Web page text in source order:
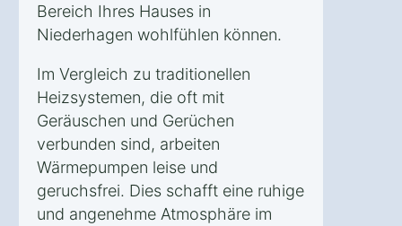
Bereich Ihres Hauses in
Niederhagen wohlfühlen können.
Im Vergleich zu traditionellen
Heizsystemen, die oft mit
Geräuschen und Gerüchen
verbunden sind, arbeiten
Wärmepumpen leise und
geruchsfrei. Dies schafft eine ruhige
und angenehme Atmosphäre im